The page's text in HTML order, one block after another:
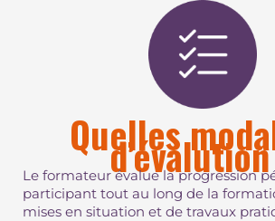
Quelles
Le formateur évalue la progression
participant tout au long de la
mises en situation et de travaux